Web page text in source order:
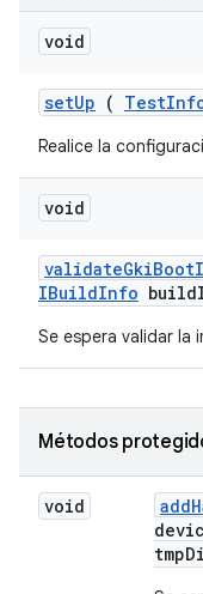
void
setUp ( Test
Realice la
void
validateGkiBoot
IBuildInfo build
Se espera validar la
Métodos
void add
tmp